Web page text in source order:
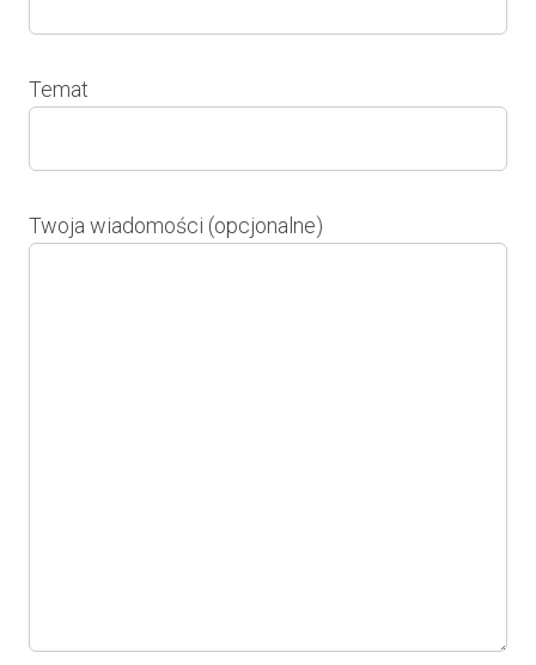
Temat
Twoja wiadomości (opcjonalne)